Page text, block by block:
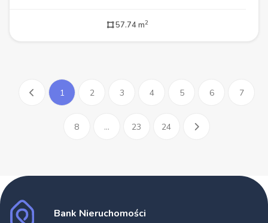
57.74 m2
1 2 3 4 5 6 7
8 ... 23 24
Bank Nieruchomości